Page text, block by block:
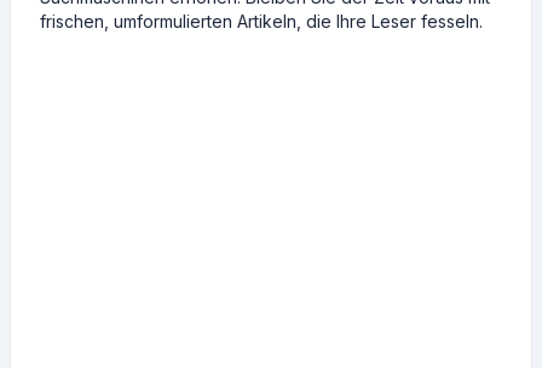
frischen, umformulierten Artikeln, die Ihre Leser fesseln.